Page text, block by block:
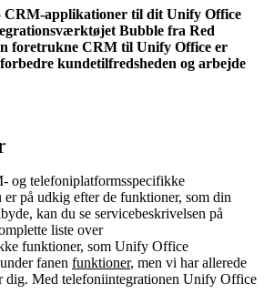
CRM-applikationer til dit Unify Office
Bubble fra Red
foretrukne CRM til Unify Office er
kundetilfredsheden og arbejde
og telefoniplatformsspecifikke
på udkig efter de funktioner, som din
kan du se servicebeskrivelsen på
liste over
funktioner, som Unify Office
fanen funktioner, men vi har allerede
dig. Med telefoniintegrationen Unify Office